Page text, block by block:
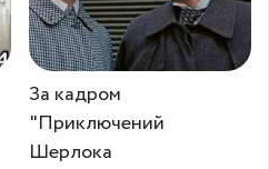
За кадром
"Приключений
Шерлока